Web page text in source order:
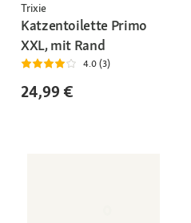
Trixie
Katzentoilette Primo
XXL, mit Rand
4.0 (3)
24,99 €